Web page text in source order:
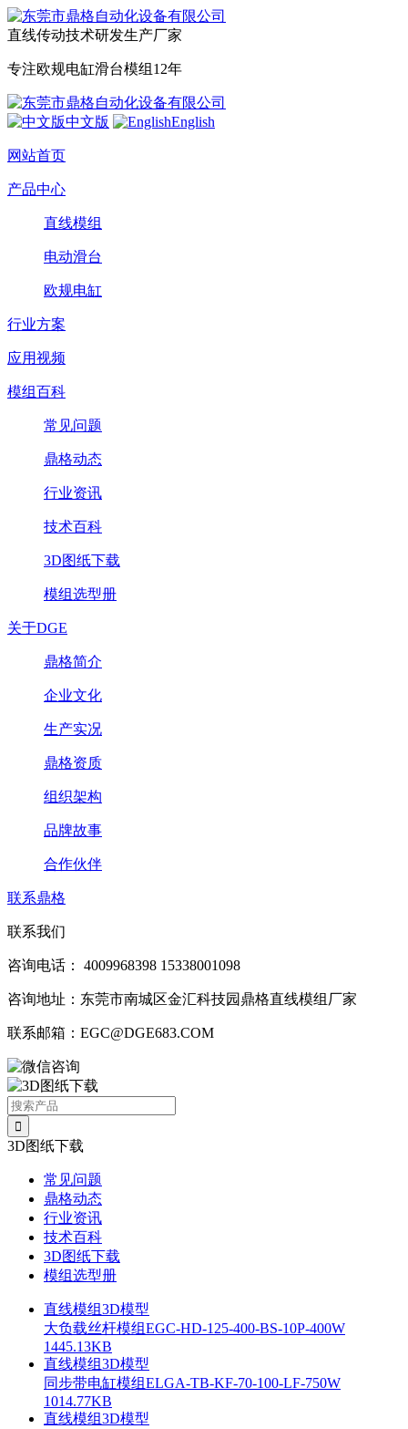
直线传动技术研发生产厂家
专注欧规电缸滑台模组12年
中文版 English
网站首页
产品中心
直线模组
电动滑台
欧规电缸
行业方案
应用视频
模组百科
常见问题
鼎格动态
行业资讯
技术百科
3D图纸下载
模组选型册
关于DGE
鼎格简介
企业文化
生产实况
鼎格资质
组织架构
品牌故事
合作伙伴
联系鼎格
联系我们
咨询电话： 4009968398 15338001098
咨询地址：东莞市南城区金汇科技园鼎格直线模组厂家
联系邮箱：EGC@DGE683.COM
3D图纸下载
常见问题
鼎格动态
行业资讯
技术百科
3D图纸下载
模组选型册
直线模组3D模型
大负载丝杆模组EGC-HD-125-400-BS-10P-400W
1445.13KB
直线模组3D模型
同步带电缸模组ELGA-TB-KF-70-100-LF-750W
1014.77KB
直线模组3D模型